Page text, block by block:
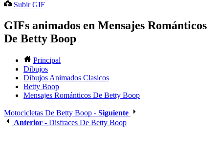
Subir GIF
GIFs animados en Mensajes Románticos
De Betty Boop
Principal
Dibujos
Dibujos Animados Clasicos
Betty Boop
Mensajes Románticos De Betty Boop
Motocicletas De Betty Boop - Siguiente
Anterior - Disfraces De Betty Boop